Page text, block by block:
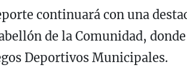
continuará con una
de la Comunidad,
Deportivos Municipales.